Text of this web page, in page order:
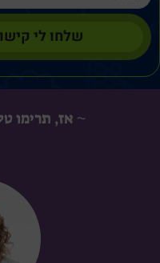
שלחו לי
~ אז, תרימו